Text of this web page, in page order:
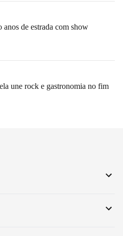
de estrada com show
une rock e gastronomia no fim